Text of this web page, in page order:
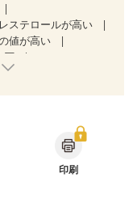
ステロールが高い
値が高い
圧
モン療法中）
印刷